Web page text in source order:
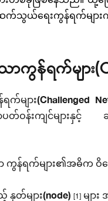
ဆက်သွယ်ရေးကွန်ရက်မျ
ာကွန်ရက်များ
က်များ(Challenged
ဝန်းကျင်များနှင့်
ော ကွန်ရက်များ၏အဓိက
တ်များ(node) [1] မျာ